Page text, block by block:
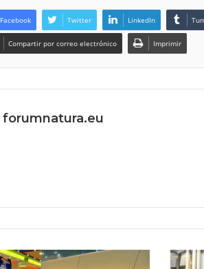
Facebook Twitter LinkedIn
Compartir por correo electrónico Imprimir
forumnatura.eu